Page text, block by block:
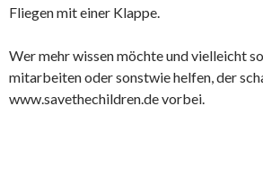
Fliegen mit einer Klappe.
Wer mehr wissen möchte und vielleicht
mitarbeiten oder sonstwie helfen, der
www.savethechildren.de vorbei.